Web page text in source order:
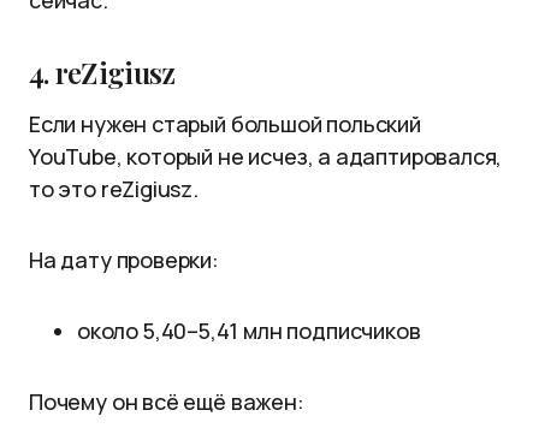
4. reZigiusz
Если нужен старый большой польский
YouTube, который не исчез, а адаптировался,
то это reZigiusz.
На дату проверки:
около 5,40–5,41 млн подписчиков
Почему он всё ещё важен: